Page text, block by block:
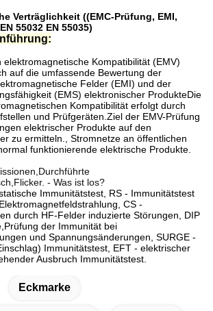
Verträglichkeit ((EMC-Prüfung, EMI,
55032 EN 55035)
elektromagnetische Kompatibilität (EMV)
auf die umfassende Bewertung der
Felder (EMI) und der
(EMS) elektronischer ProdukteDie
Kompatibilität erfolgt durch
und Prüfgeräten.Ziel der EMV-Prüfung
elektrischer Produkte auf den
zu ermitteln., Stromnetze an öffentlichen
funktionierende elektrische Produkte.
Durchführte
Flicker. - Was ist los?
Immunitätstest, RS - Immunitätstest
CS -
durch HF-Felder induzierte Störungen, DIP
der Immunität bei
und Spannungsänderungen, SURGE -
Immunitätstest, EFT - elektrischer
Ausbruch Immunitätstest.
Eckmarke